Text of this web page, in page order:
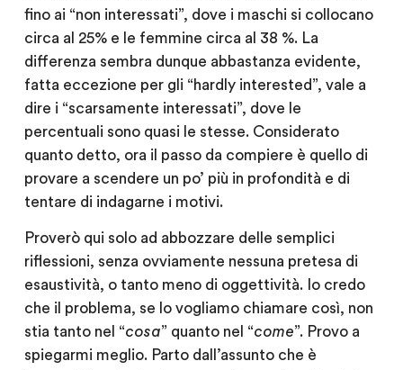
fino ai “non interessati”, dove i maschi si collocano
circa al 25% e le femmine circa al 38 %. La
differenza sembra dunque abbastanza evidente,
fatta eccezione per gli “hardly interested”, vale a
dire i “scarsamente interessati”, dove le
percentuali sono quasi le stesse. Considerato
quanto detto, ora il passo da compiere è quello di
provare a scendere un po’ più in profondità e di
tentare di indagarne i motivi.
Proverò qui solo ad abbozzare delle semplici
riflessioni, senza ovviamente nessuna pretesa di
esaustività, o tanto meno di oggettività. Io credo
che il problema, se lo vogliamo chiamare così, non
stia tanto nel “cosa” quanto nel “come”. Provo a
spiegarmi meglio. Parto dall’assunto che è